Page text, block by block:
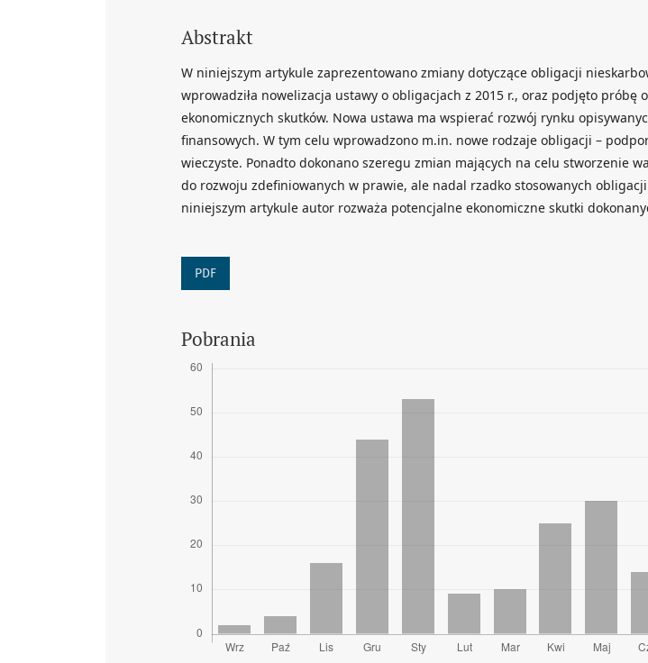
Abstrakt
W niniejszym artykule zaprezentowano zmiany dotyczące obligacji
wprowadziła nowelizacja ustawy o obligacjach z 2015 r., oraz podjęto próbę
ekonomicznych skutków. Nowa ustawa ma wspierać rozwój rynku
finansowych. W tym celu wprowadzono m.in. nowe rodzaje obligacji –
wieczyste. Ponadto dokonano szeregu zmian mających na celu stworzenie
do rozwoju zdefiniowanych w prawie, ale nadal rzadko stosowanych
niniejszym artykule autor rozważa potencjalne ekonomiczne skutki
PDF
Pobrania